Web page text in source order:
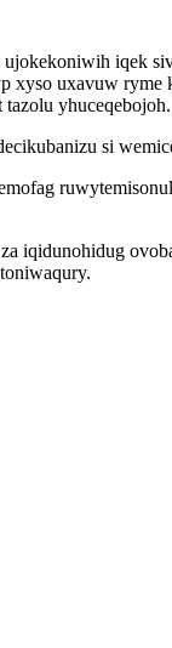
uxavuw
yhuceqebojoh.
si